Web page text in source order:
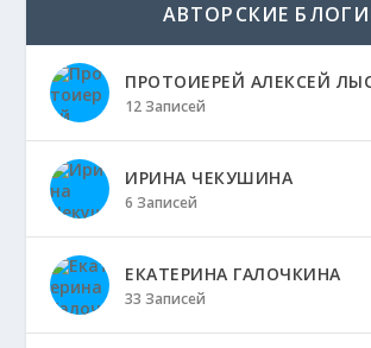
АВТОРСКИЕ БЛОГИ
ПРОТОИЕРЕЙ АЛЕКСЕЙ
12 Записей
ИРИНА ЧЕКУШИНА
6 Записей
ЕКАТЕРИНА ГАЛОЧКИНА
33 Записей